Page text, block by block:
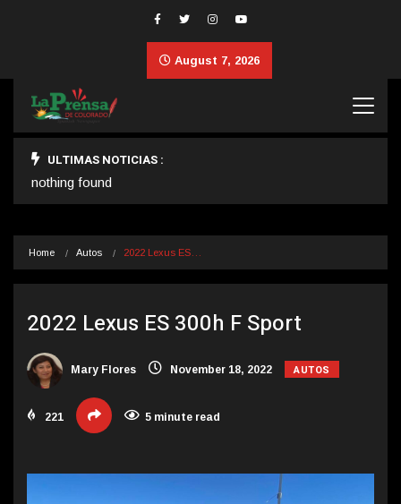
August 7, 2026
ULTIMAS NOTICIAS :
nothing found
Home Autos 2022 Lexus ES…
2022 Lexus ES 300h F Sport
Mary Flores November 18, 2022 AUTOS
221 5 minute read